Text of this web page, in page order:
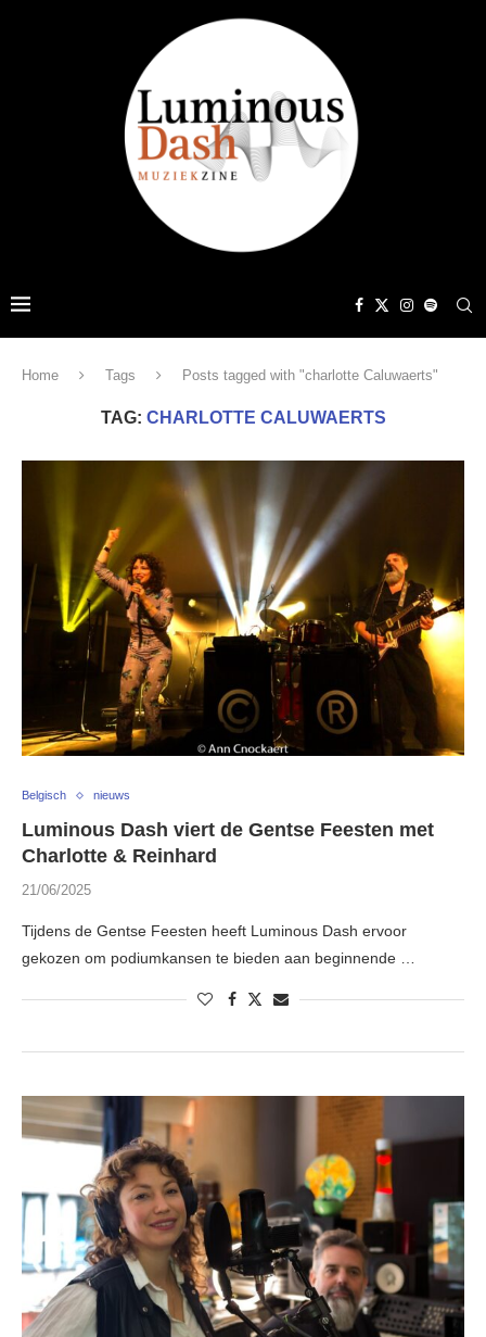
Home Tags Posts tagged with "charlotte Caluwaerts"
TAG: CHARLOTTE CALUWAERTS
Belgisch nieuws
Luminous Dash viert de Gentse Feesten met
Charlotte & Reinhard
21/06/2025
Tijdens de Gentse Feesten heeft Luminous Dash ervoor
gekozen om podiumkansen te bieden aan beginnende …